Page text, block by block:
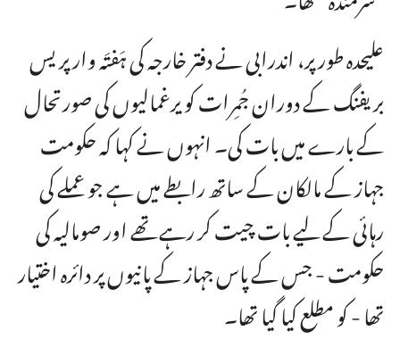
علیحدہ طور پر، اندرابی نے دفتر خارجہ کی ہَفتَہ وار پریس
بریفنگ کے دوران جُمِرات کو یرغمالیوں کی صورتحال
کے بارے میں بات کی۔ انہوں نے کہا کہ حکومت
جہاز کے مالکان کے ساتھ رابطے میں ہے جو عملے کی
رہائی کے لیے بات چیت کر رہے تھے اور صومالیہ کی
حکومت - جس کے پاس جہاز کے پانیوں پر دائرہ اختیار
تھا - کو مطلع کیا گیا تھا۔